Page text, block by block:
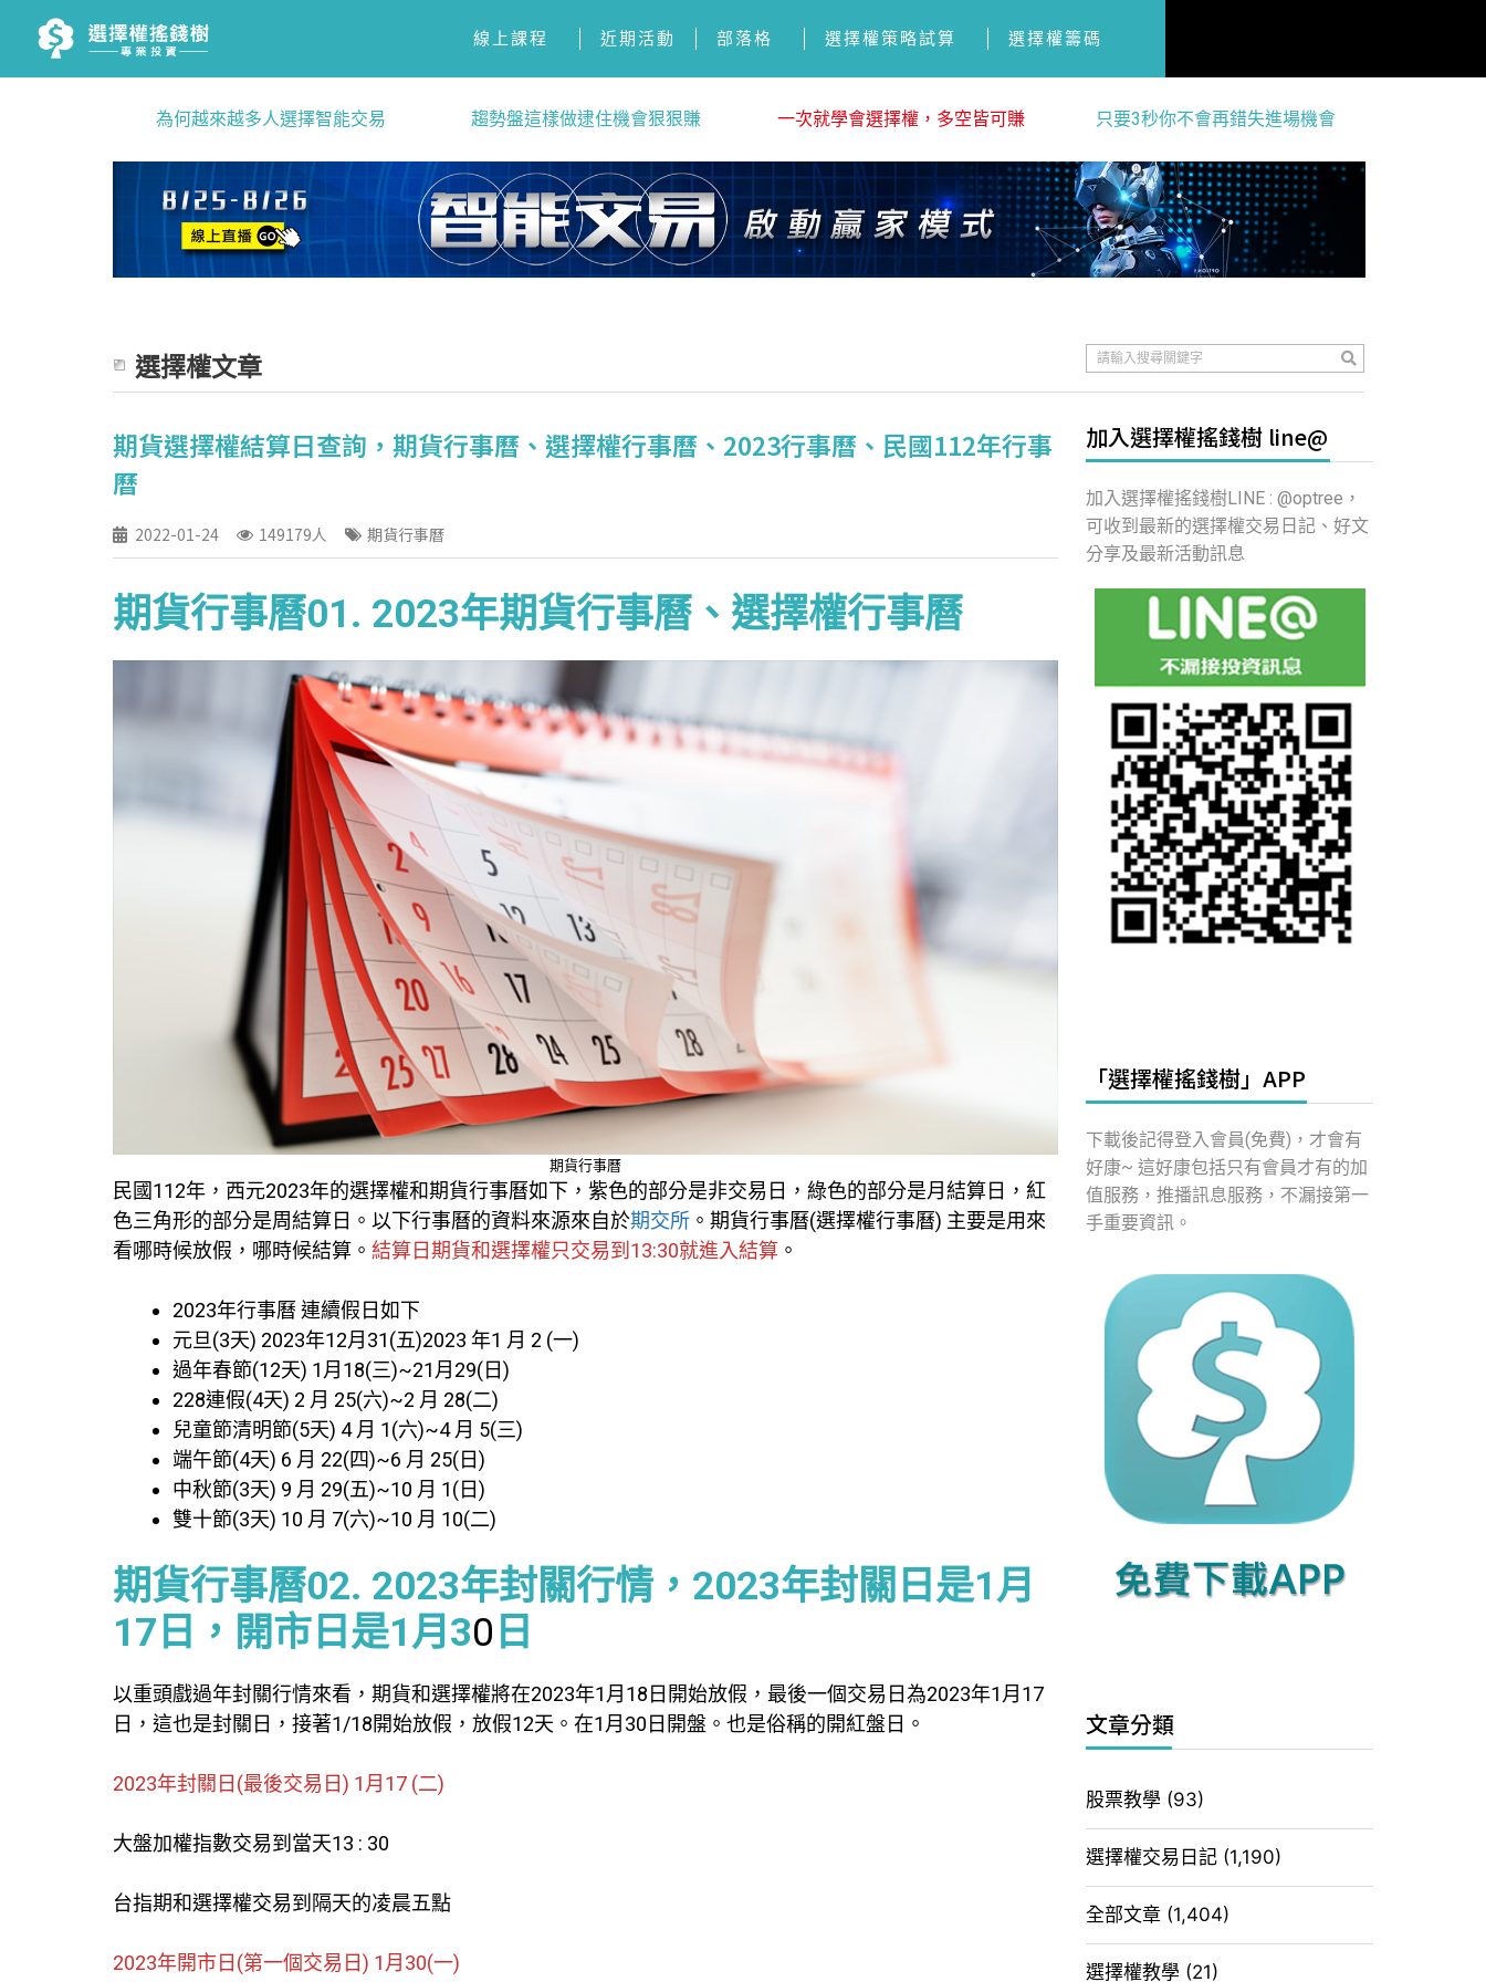
線上課程 近期活動 部落格 選擇權策略試算 選擇權籌碼
為何越來越多人選擇智能交易 趨勢盤這樣做逮住機會狠狠賺 一次就學會選擇權，多空皆可賺 只要3秒你不會再錯失進場機會
選擇權文章
期貨選擇權結算日查詢，期貨行事曆、選擇權行事曆、2023行事曆、民國112年行事
曆
2022-01-24 149179人 期貨行事曆
期貨行事曆01. 2023年期貨行事曆、選擇權行事曆
期貨行事曆
民國112年，西元2023年的選擇權和期貨行事曆如下，紫色的部分是非交易日，綠色的部分是月結算日，紅
色三角形的部分是周結算日。以下行事曆的資料來源來自於期交所 。期貨行事曆(選擇權行事曆) 主要是用來
看哪時候放假，哪時候結算。 結算日期貨和選擇權只交易到13:30就進入結算 。
2023年行事曆 連續假日如下
元旦(3天) 2023年12月31(五)2023 年1 月 2 (一)
過年春節(12天) 1月18(三)~21月29(日)
228連假(4天) 2 月 25(六)~2 月 28(二)
兒童節清明節(5天) 4 月 1(六)~4 月 5(三)
端午節(4天) 6 月 22(四)~6 月 25(日)
中秋節(3天) 9 月 29(五)~10 月 1(日)
雙十節(3天) 10 月 7(六)~10 月 10(二)
期貨行事曆02. 2023年封關行情，2023年封關日是1月
17日，開市日是1月30 日
以重頭戲過年封關行情來看，期貨和選擇權將在2023年1月18日開始放假，最後一個交易日為2023年1月17
日，這也是封關日，接著1/18開始放假，放假12天。在1月30日開盤。也是俗稱的開紅盤日。
2023年封關日(最後交易日) 1月17 (二)
大盤加權指數交易到當天13 : 30
台指期和選擇權交易到隔天的凌晨五點
2023年開市日(第一個交易日) 1月30(一)
加入選擇權搖錢樹 line@
加入選擇權搖錢樹LINE : @optree，
可收到最新的選擇權交易日記、好文
分享及最新活動訊息
「選擇權搖錢樹」APP
下載後記得登入會員(免費)，才會有
好康~ 這好康包括只有會員才有的加
值服務，推播訊息服務，不漏接第一
手重要資訊。
文章分類
股票教學 (93)
選擇權交易日記 (1,190)
全部文章 (1,404)
選擇權教學 (21)